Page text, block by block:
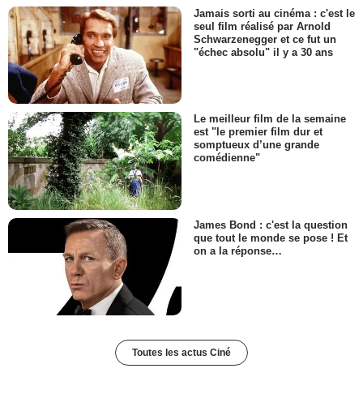
Jamais sorti au cinéma : c'est le
seul film réalisé par Arnold
Schwarzenegger et ce fut un
"échec absolu" il y a 30 ans
Le meilleur film de la semaine
est "le premier film dur et
somptueux d’une grande
comédienne"
James Bond : c'est la question
que tout le monde se pose ! Et
on a la réponse…
Toutes les actus Ciné